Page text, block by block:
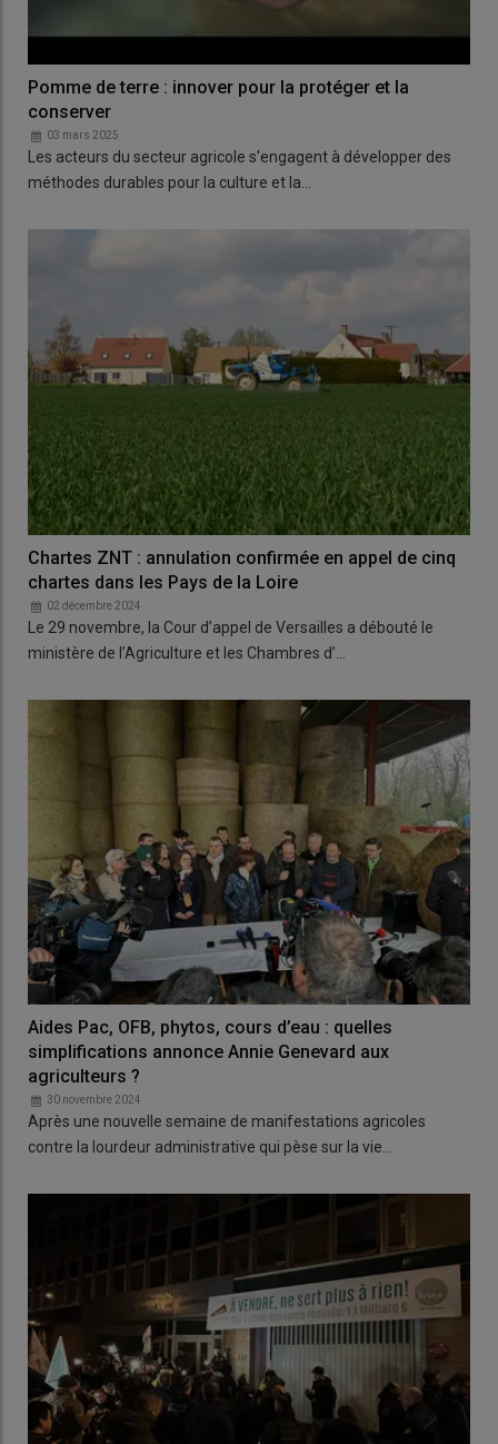
Pomme de terre : innover pour la protéger et la
conserver
03 mars 2025
Les acteurs du secteur agricole s'engagent à développer des
méthodes durables pour la culture et la…
Chartes ZNT : annulation confirmée en appel de cinq
chartes dans les Pays de la Loire
02 décembre 2024
Le 29 novembre, la Cour d’appel de Versailles a débouté le
ministère de l’Agriculture et les Chambres d’…
Aides Pac, OFB, phytos, cours d’eau : quelles
simplifications annonce Annie Genevard aux
agriculteurs ?
30 novembre 2024
Après une nouvelle semaine de manifestations agricoles
contre la lourdeur administrative qui pèse sur la vie…